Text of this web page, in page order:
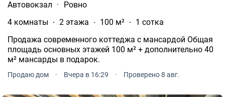
Автовокзал ·
Ровно
4 комнаты
2 этажа 100 м²
1 сотка
Продажа современного коттеджа с мансардой Общая
площадь основных этажей 100 м² + дополнительно 40
м² мансарды в подарок.
Продаю дом · Вчера в 16:29 · Проверено 8 авг.